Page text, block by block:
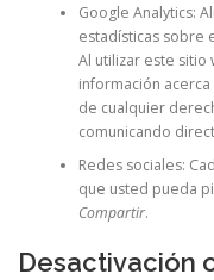
Google Analytics:
estadísticas sobre
Al utilizar este
información
de cualquier
comunicando
Redes sociales:
que usted pueda
Compartir.
Desactivación